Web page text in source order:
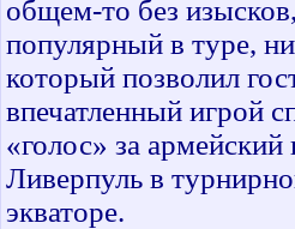
общем-то без
популярный в туре,
который позволил
впечатленный игрой
«голос» за
Ливерпуль в
экваторе.